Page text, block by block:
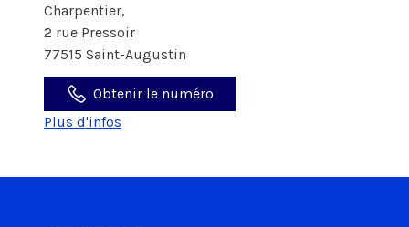
Charpentier,
2 rue Pressoir
77515 Saint-Augustin
Obtenir le numéro
Plus d'infos